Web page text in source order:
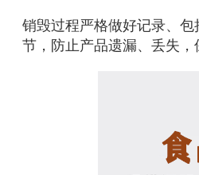
销毁过程严格做好记录、
节，防止产品遗漏、丢失，